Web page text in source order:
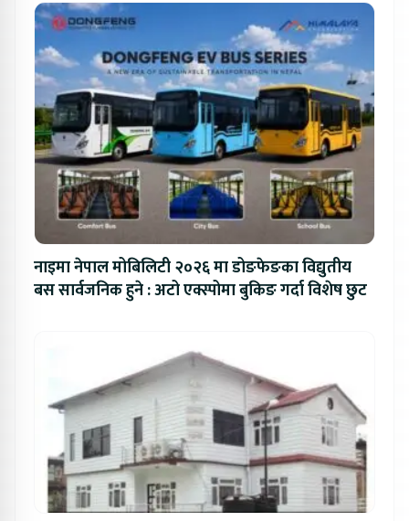
नाइमा नेपाल मोबिलिटी २०२६ मा डोङफेङका विद्युतीय
बस सार्वजनिक हुने : अटो एक्स्पोमा बुकिङ गर्दा विशेष छुट